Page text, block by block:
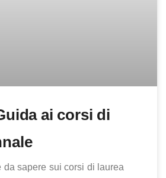
ai corsi di
da sapere sui corsi di laurea